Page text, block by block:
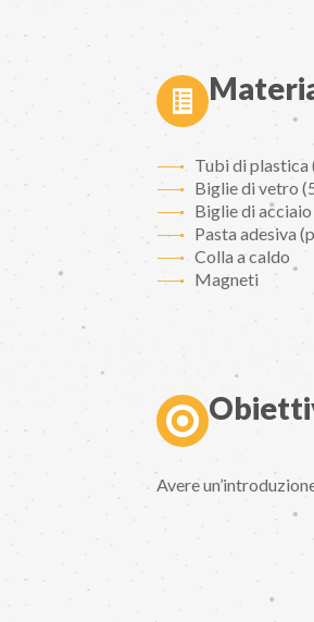
Tubi di plastica
Biglie di vetro
Biglie di
Pasta adesiva
Colla a caldo
Magneti
Avere